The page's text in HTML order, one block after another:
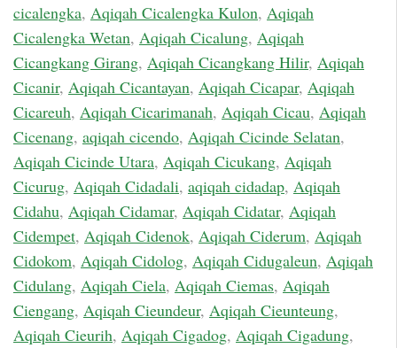
cicalengka, Aqiqah Cicalengka Kulon, Aqiqah
Cicalengka Wetan, Aqiqah Cicalung, Aqiqah
Cicangkang Girang, Aqiqah Cicangkang Hilir, Aqiqah
Cicanir, Aqiqah Cicantayan, Aqiqah Cicapar, Aqiqah
Cicareuh, Aqiqah Cicarimanah, Aqiqah Cicau, Aqiqah
Cicenang, aqiqah cicendo, Aqiqah Cicinde Selatan,
Aqiqah Cicinde Utara, Aqiqah Cicukang, Aqiqah
Cicurug, Aqiqah Cidadali, aqiqah cidadap, Aqiqah
Cidahu, Aqiqah Cidamar, Aqiqah Cidatar, Aqiqah
Cidempet, Aqiqah Cidenok, Aqiqah Ciderum, Aqiqah
Cidokom, Aqiqah Cidolog, Aqiqah Cidugaleun, Aqiqah
Cidulang, Aqiqah Ciela, Aqiqah Ciemas, Aqiqah
Ciengang, Aqiqah Cieundeur, Aqiqah Cieunteung,
Aqiqah Cieurih, Aqiqah Cigadog, Aqiqah Cigadung,